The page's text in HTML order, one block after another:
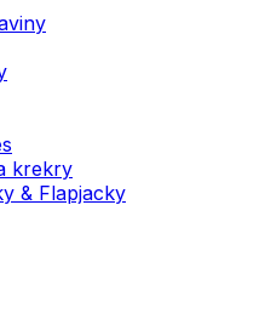
krekry
& Flapjacky